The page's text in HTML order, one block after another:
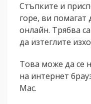
Стъпките и
горе, ви помагат
онлайн. Трябва
да изтеглите
Това може да се
на интернет
Mac.